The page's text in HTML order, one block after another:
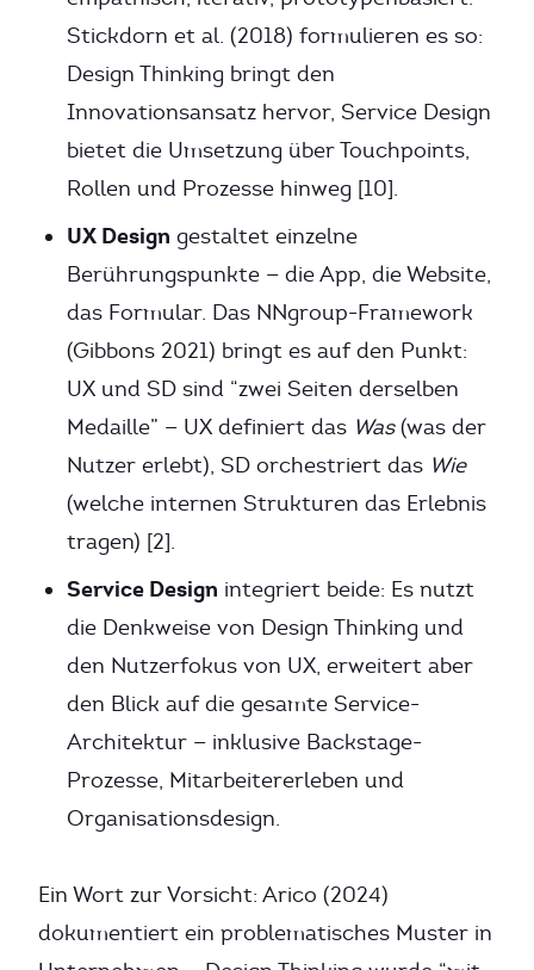
Stickdorn et al. (2018) formulieren es so:
Design Thinking bringt den
Innovationsansatz hervor, Service Design
bietet die Umsetzung über Touchpoints,
Rollen und Prozesse hinweg [10].
UX Design gestaltet einzelne
Berührungspunkte — die App, die Website,
das Formular. Das NNgroup-Framework
(Gibbons 2021) bringt es auf den Punkt:
UX und SD sind “zwei Seiten derselben
Medaille” — UX definiert das Was(was der
Nutzer erlebt), SD orchestriert das Wie
(welche internen Strukturen das Erlebnis
tragen) [2].
Service Design integriert beide: Es nutzt
die Denkweise von Design Thinking und
den Nutzerfokus von UX, erweitert aber
den Blick auf die gesamte Service-
Architektur — inklusive Backstage-
Prozesse, Mitarbeitererleben und
Organisationsdesign.
Ein Wort zur Vorsicht: Arico (2024)
dokumentiert ein problematisches Muster in